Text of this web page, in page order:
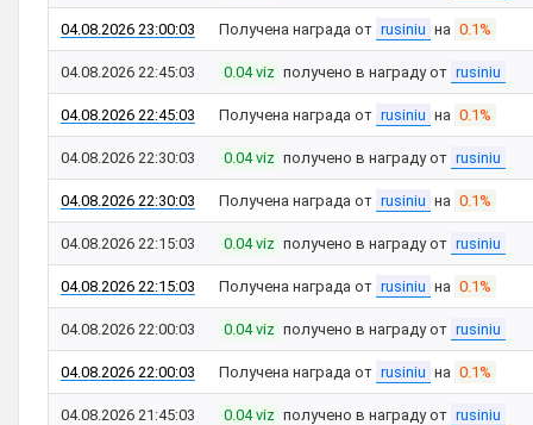
04.08.2026 23:00:03 Получена награда от rusiniu на 0.1%
04.08.2026 22:45:03 0.04 viz получено в награду от rusiniu
04.08.2026 22:45:03 Получена награда от rusiniu на 0.1%
04.08.2026 22:30:03 0.04 viz получено в награду от rusiniu
04.08.2026 22:30:03 Получена награда от rusiniu на 0.1%
04.08.2026 22:15:03 0.04 viz получено в награду от rusiniu
04.08.2026 22:15:03 Получена награда от rusiniu на 0.1%
04.08.2026 22:00:03 0.04 viz получено в награду от rusiniu
04.08.2026 22:00:03 Получена награда от rusiniu на 0.1%
04.08.2026 21:45:03 0.04 viz получено в награду от rusiniu